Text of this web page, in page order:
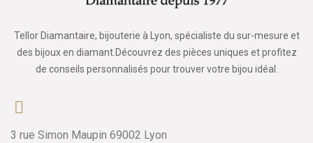
Tellor Diamantaire, bijouterie à Lyon, spécialiste du sur-mesure et
des bijoux en diamant.Découvrez des pièces uniques et profitez
de conseils personnalisés pour trouver votre bijou idéal.
3 rue Simon Maupin 69002 Lyon